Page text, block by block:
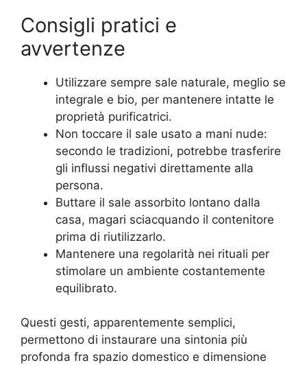
Consigli pratici e
avvertenze
Utilizzare sempre sale naturale, meglio se
integrale e bio, per mantenere intatte le
proprietà purificatrici.
Non toccare il sale usato a mani nude:
secondo le tradizioni, potrebbe trasferire
gli influssi negativi direttamente alla
persona.
Buttare il sale assorbito lontano dalla
casa, magari sciacquando il contenitore
prima di riutilizzarlo.
Mantenere una regolarità nei rituali per
stimolare un ambiente costantemente
equilibrato.
Questi gesti, apparentemente semplici,
permettono di instaurare una sintonia più
profonda fra spazio domestico e dimensione